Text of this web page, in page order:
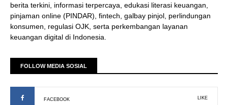
berita terkini, informasi terpercaya, edukasi literasi keuangan,
pinjaman online (PINDAR), fintech, galbay pinjol, perlindungan
konsumen, regulasi OJK, serta perkembangan layanan
keuangan digital di Indonesia.
FOLLOW MEDIA SOSIAL
FACEBOOK LIKE